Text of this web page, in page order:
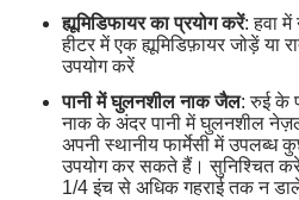
ह्यूमिडिफायर का प्रयोग करें: हवा
हीटर में एक ह्यूमिडिफ़ायर जोड़ें या
उपयोग करें
पानी में घुलनशील नाक जैल: रुई के
नाक के अंदर पानी में घुलनशील
अपनी स्थानीय फार्मेसी में
उपयोग कर सकते हैं। सुनिश्चित
1/4 इंच से अधिक गहराई तक न